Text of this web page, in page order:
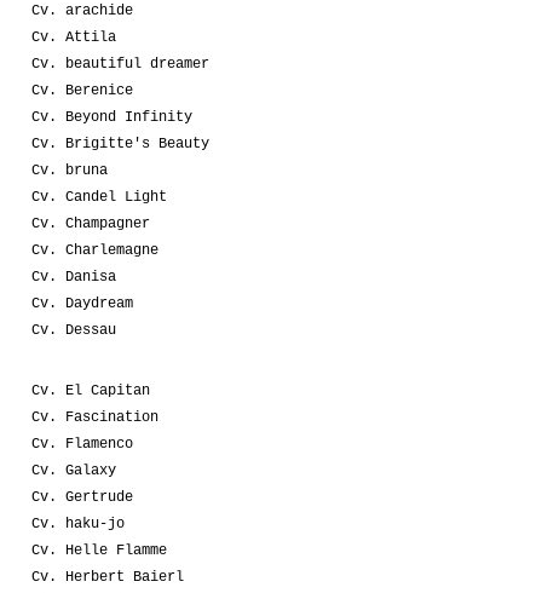
Cv. arachide
Cv. Attila
Cv. beautiful dreamer
Cv. Berenice
Cv. Beyond Infinity
Cv. Brigitte's Beauty
Cv. bruna
Cv. Candel Light
Cv. Champagner
Cv. Charlemagne
Cv. Danisa
Cv. Daydream
Cv. Dessau
Cv. El Capitan
Cv. Fascination
Cv. Flamenco
Cv. Galaxy
Cv. Gertrude
Cv. haku-jo
Cv. Helle Flamme
Cv. Herbert Baierl